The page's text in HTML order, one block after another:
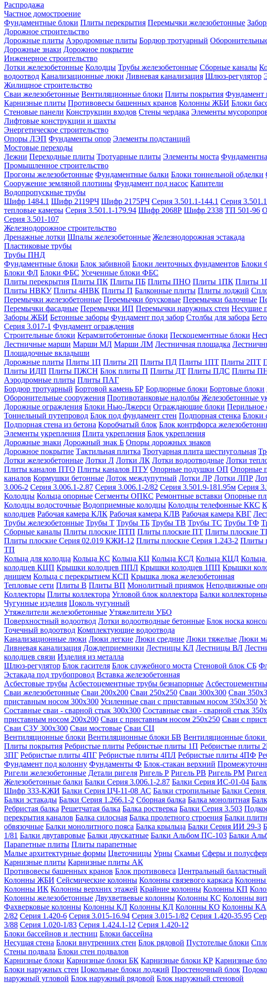
Распродажа
Частное домостроение
Фундаментные блоки Плиты перекрытия Перемычки железобетонные
Дорожное строительство
Дорожные плиты Аэродромные плиты Бордюр тротуарный
Дорожные знаки Дорожное покрытие
Инженерное строительство
Лотки железобетонные Колодцы Трубы железобетонные Сборные каналы
водоотвод Канализационные люки Ливневая канализация Шлюз-регулятор
Жилищное строительство
Сваи железобетонные Вентиляционные блоки Плиты покрытия Фундамент
Карнизные плиты Противовесы башенных кранов Колонны ЖБИ Блоки
Стеновые панели Конструкции входов Стены чердака Элементы
Лифтовые конструкции и шахты
Энергетическое строительство
Опоры ЛЭП Фундаменты опор Элементы подстанций
Мостовые переходы
Лежни Переходные плиты Тротуарные плиты Элементы моста
Промышленное строительство
Прогоны железобетонные Фундаментные балки Блоки тоннельной обделки
Сооружение земляной плотины Фундамент под насос Капители
Водопропускные трубы
Шифр 1484.1 Шифр 2119РЧ Шифр 2175РЧ Серия 3.501.1-144.1 Серия
тепловые камеры Серия 3.501.1-179.94 Шифр 2068Р Шифр 2338 ТП 501-96
Серия 3.501-107
Железнодорожное строительство
Дренажные лотки Шпалы железобетонные Железнодорожная эстакада
Пластиковые трубы
Трубы ПНД
Фундаментные блоки Блок забивной Блоки ленточных фундаментов Блоки
Блоки ФЛ Блоки ФБС Усеченные блоки ФБС
Плиты перекрытия Плиты ПК Плиты ПБ Плиты ПНО Плиты 1ПК Плиты
Плиты НВКУ Плиты 4НВК Плиты П Балконные плиты Плиты лоджий
Перемычки железобетонные Перемычки брусковые Перемычки балочные
Перемычки фасадные Перемычки ИП Перемычки наружных стен Несущие
Заборы ЖБИ Бетонные заборы Фундамент под забор Столбы для забора
Серия 3.017-1 Фундамент ограждения
Строительные блоки Керамзитобетонные блоки Пескоцементные блоки
Лестничные марши Марши МЛ Марши ЛМ Лестничная площадка
Площадочные вкладыши
Дорожные плиты Плиты 1П Плиты 2П Плиты ПД Плиты 1ПТ Плиты 2ПТ
Плиты ИДП Плиты ПЖСН Блок плиты П Плиты ДТ Плиты ПДС Плиты
Аэродромные плиты Плиты ПАГ
Бордюр тротуарный Бортовой камень БР Бордюрные блоки Бортовые блоки
Оборонительные сооружения Противотанковые надолбы Железобетонные
Дорожные ограждения Блоки Нью-Джерси Ограждающие блоки Перильное
Тоннельный путепровод Блок под фундамент стен Подпорная стенка Блоки
Подпорная стена из бетона Коробчатый блок Блок контрфорса
Элементы укрепления Плита укрепления Блок укрепления
Дорожные знаки Дорожный знак Б Опоры дорожных знаков
Дорожное покрытие Тактильная плитка Тротуарная плита шестиугольная
Лотки железобетонные Лотки Л Лотки ЛК Лотки водоотводные Лотки
Плиты каналов ПТО Плиты каналов ПТУ Опорные подушки ОП Опорные
каналов Кормушки бетонные Лоток междупутный Лотки ЛР Лотки ЛПР
3.006-2 Серия 3.006.1-2.87 Серия 3.006.1-2/82 Серия 3.501.9-181.95м Серия
Колодцы Кольца опорные Сегменты ОПКС Ремонтные вставки Опорные
Колодцы водосточные Водоприемные колодцы Колодцы телефонные ККС
колодцев Рабочая камера КЛК Рабочая камера КЛВ Рабочая камера КВГ
Трубы железобетонные Трубы Т Трубы ТБ Трубы ТВ Трубы ТС Трубы ТФ
Сборные каналы Плиты плоские ПТП Плиты плоские ПТ Плиты плоские
Плиты плоские Серия 02.019 КЖИ-12 Плиты плоские Серия 1.243-2 Плиты
ТП
Кольца для колодца Кольца КС Кольца КЦ Кольца КСД Кольца КЦД
колодцев КЦП Крышки колодцев ППЛ Крышки колодцев 1ПП Крышки
днищем Кольца с перекрытием КСП Крышка люка железобетонная
Тепловые сети Плиты В Плиты ВП Монолитный приямок Неподвижные
Коллекторы Плиты коллектора Угловой блок коллектора Балки
Чугунные изделия Цоколь чугунный
Утяжелители железобетонные Утяжелители УБО
Поверхностный водоотвод Лотки водоотводные бетонные Блок носка
Точечный водоотвод Комплектующие водоотвода
Канализационные люки Люки легкие Люки средние Люки тяжелые Люки
Ливневая канализация Дождеприемники Лестницы КЛ Лестницы ВЛ
колодцев связи Изделия из металла
Шлюз-регулятор Блок гасителя Блок служебного моста Стеновой блок СБ
Эстакада под трубопровод Вставка железобетонная
Асбестовые трубы Асбестоцементные трубы безнапорные
Сваи железобетонные Сваи 200х200 Сваи 250х250 Сваи 300х300 Сваи
приставным носом 300х300 Усиленные сваи с приставным носом 350х350
Составные сваи - сварной стык 300х300 Составные сваи - сварной стык
приставным носом 200х200 Сваи с приставным носом 250х250 Сваи с
Сваи С3У 300х300 Сваи мостовые Сваи СЦ
Вентиляционные блоки Вентиляционные блоки БВ Вентиляционные
Плиты покрытия Ребристые плиты Ребристые плиты 1П Ребристые плиты
3ПГ Ребристые плиты 4ПГ Ребристые плиты 4ПЛ Ребристые плиты 4ПФ
Фундамент под колонну Фундаменты Ф Блок-стакан верхний
Ригели железобетонные Детали ригеля Ригель Р Ригель РВ Ригель РМ
Железобетонные балки Балки Серия 3.006.1-2.87 Балки Серия ИС-01-04
Шифр 333-КЖИ Балки Серия ЦЧ-11-08 АС Балки стропильные Балки Серия
Балки эстакады Балки Серия 1.266.1-2 Сборная балка Балка монолитная
Ребристая балка Решетчатая балка Балка ростверка Балки Серия 3.503
перекрытия каналов Балка силосная Балка пролетного строения Балки
обвязочные Балки монолитного пояса Балка крыльца Балки Серия ИИ 29-3
1/81 Балки двутавровые Балки двускатные Балки Альбом ПС-103 Балки
Парапетные плиты Плиты парапетные
Малые архитектурные формы Цветочницы Урны Скамьи Сферы и
Карнизные плиты Карнизные плиты АК
Противовесы башенных кранов Блок противовеса Центральный
Колонны ЖБИ Сейсмические колонны Колонны связевого каркаса Колонны
Колонны ИК Колонны верхних этажей Крайние колонны Колонны КП
Колонны железобетонные Двухветвевые колонны Колонны КС Колонны
Фахверковые колонны Колонны КЛ Колонны КД Колонны КО Колонны КА
2/82 Серия 1.420-6 Серия 3.015-16.94 Серия 3.015-1/82 Серия 1.420-35.95
3/88 Серия 1.020-1/83 Серия 1.424.1-12 Серия 1.420-12
Блоки бассейнов и лестниц Блоки бассейна
Несущая стена Блоки внутренних стен Блок рядовой Пустотелые блоки
Стены подвала Блоки стен подвалов
Карнизные блоки Карнизные блоки БК Карнизные блоки КР Карнизные
Блоки наружных стен Цокольные блоки лоджий Простеночный блок
наружный угловой Блок наружный рядовой Блок наружный стеновой